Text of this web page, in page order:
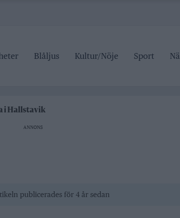
Blåljus Kultur/Nöje Sport
på trafiken
i Hallstavik
som drabbas
ANNONS
publicerades för 4 år sedan